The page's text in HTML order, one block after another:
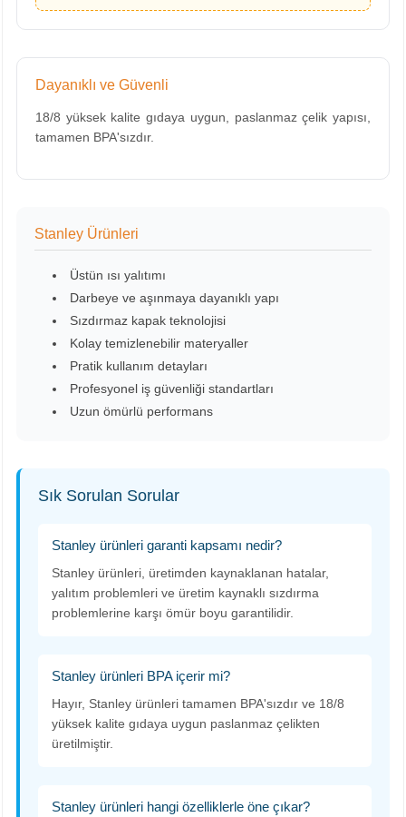
Dayanıklı ve Güvenli
18/8 yüksek kalite gıdaya uygun, paslanmaz çelik yapısı,
tamamen BPA'sızdır.
Stanley Ürünleri
Üstün ısı yalıtımı
Darbeye ve aşınmaya dayanıklı yapı
Sızdırmaz kapak teknolojisi
Kolay temizlenebilir materyaller
Pratik kullanım detayları
Profesyonel iş güvenliği standartları
Uzun ömürlü performans
Sık Sorulan Sorular
Stanley ürünleri garanti kapsamı nedir?
Stanley ürünleri, üretimden kaynaklanan hatalar,
yalıtım problemleri ve üretim kaynaklı sızdırma
problemlerine karşı ömür boyu garantilidir.
Stanley ürünleri BPA içerir mi?
Hayır, Stanley ürünleri tamamen BPA'sızdır ve 18/8
yüksek kalite gıdaya uygun paslanmaz çelikten
üretilmiştir.
Stanley ürünleri hangi özelliklerle öne çıkar?